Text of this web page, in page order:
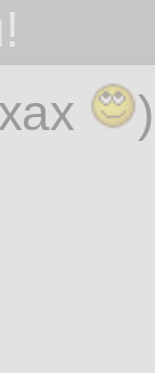
)